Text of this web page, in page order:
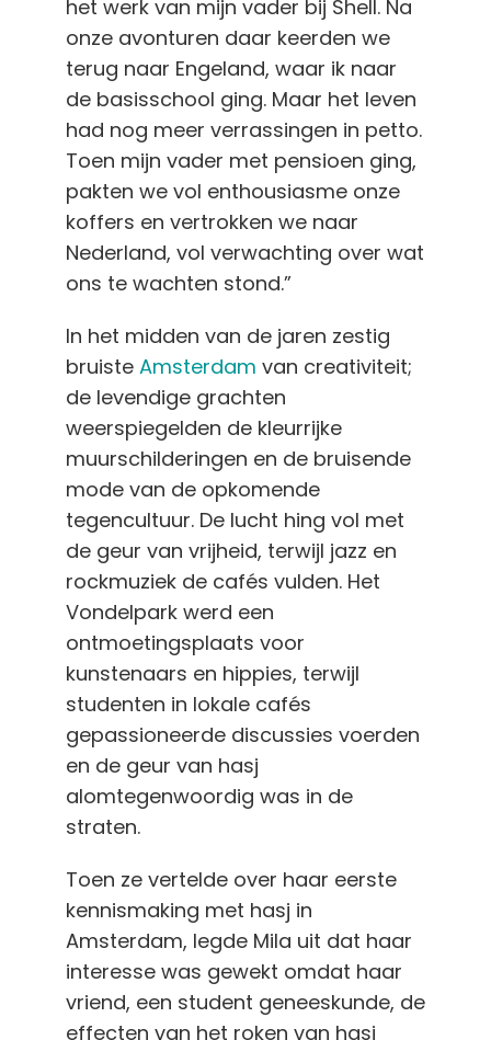
het werk van mijn vader bij Shell. Na
onze avonturen daar keerden we
terug naar Engeland, waar ik naar
de basisschool ging. Maar het leven
had nog meer verrassingen in petto.
Toen mijn vader met pensioen ging,
pakten we vol enthousiasme onze
koffers en vertrokken we naar
Nederland, vol verwachting over wat
ons te wachten stond.”
In het midden van de jaren zestig
bruiste Amsterdam van creativiteit;
de levendige grachten
weerspiegelden de kleurrijke
muurschilderingen en de bruisende
mode van de opkomende
tegencultuur. De lucht hing vol met
de geur van vrijheid, terwijl jazz en
rockmuziek de cafés vulden. Het
Vondelpark werd een
ontmoetingsplaats voor
kunstenaars en hippies, terwijl
studenten in lokale cafés
gepassioneerde discussies voerden
en de geur van hasj
alomtegenwoordig was in de
straten.
Toen ze vertelde over haar eerste
kennismaking met hasj in
Amsterdam, legde Mila uit dat haar
interesse was gewekt omdat haar
vriend, een student geneeskunde, de
effecten van het roken van hasj